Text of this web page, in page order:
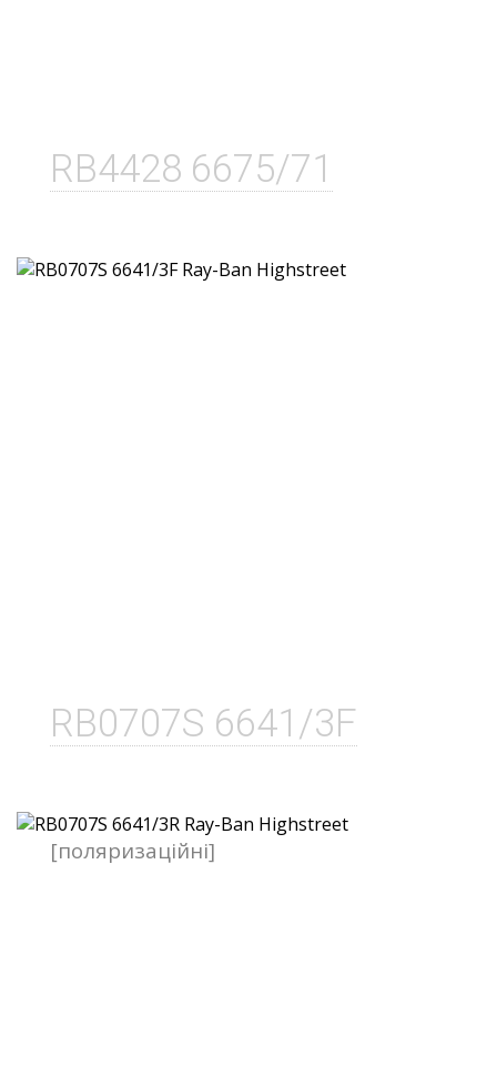
RB4428 6675/71
RB0707S 6641/3F
[поляризаційні]